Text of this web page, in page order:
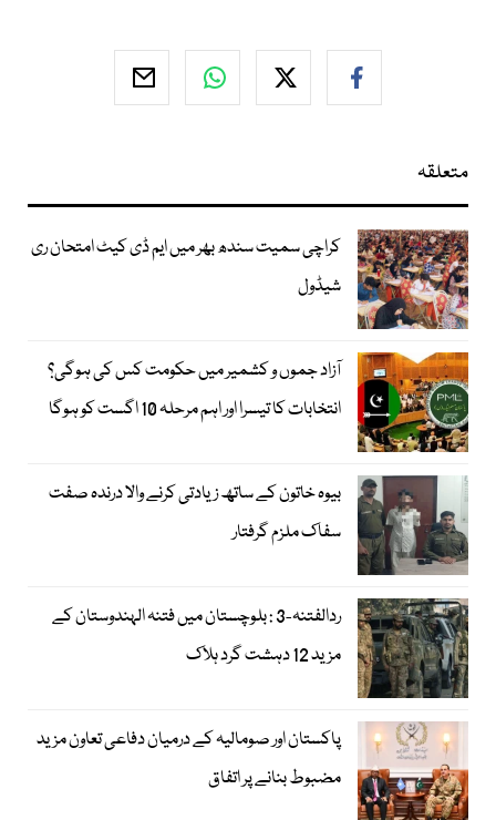
متعلقہ
کراچی سمیت سندھ بھر میں ایم ڈی کیٹ امتحان ری
شیڈول
آزاد جموں و کشمیر میں حکومت کس کی ہوگی؟
انتخابات کا تیسرا اور اہم مرحلہ 10 اگست کو ہوگا
بیوہ خاتون کے ساتھ زیادتی کرنے والا درندہ صفت
سفاک ملزم گرفتار
ردالفتنہ-3 : بلوچستان میں فتنہ الہندوستان کے
مزید 12 دہشت گرد ہلاک
پاکستان اور صومالیہ کے درمیان دفاعی تعاون مزید
مضبوط بنانے پر اتفاق